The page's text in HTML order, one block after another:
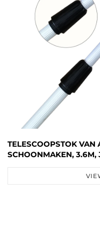
TELESCOOPSTOK
SCHOONMAKEN, 3.6M,